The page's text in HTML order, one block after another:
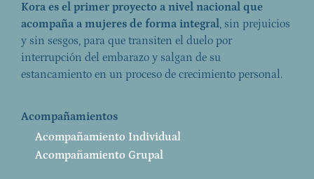
Kora es el primer proyecto a nivel nacional que
acompaña a mujeres de forma integral, sin prejuicios
y sin sesgos, para que transiten el duelo por
interrupción del embarazo y salgan de su
estancamiento en un proceso de crecimiento personal.
Acompañamientos
Acompañamiento Individual
Acompañamiento Grupal